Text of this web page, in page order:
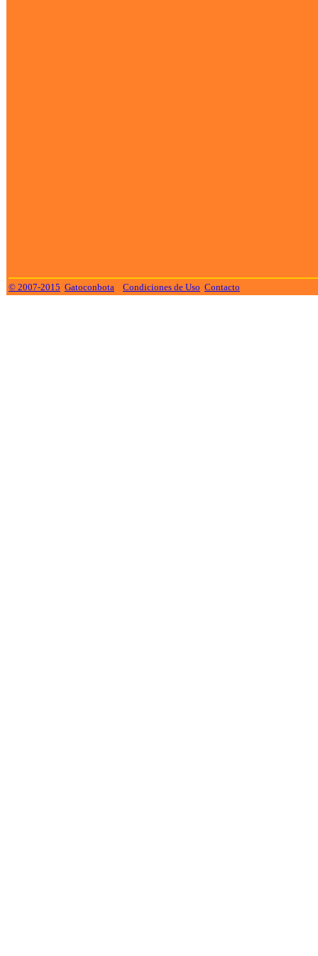
© 2007-2015 Gatoconbota Condiciones de Uso Contacto